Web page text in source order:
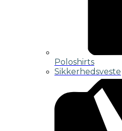
Poloshirts
Sikkerhedsveste